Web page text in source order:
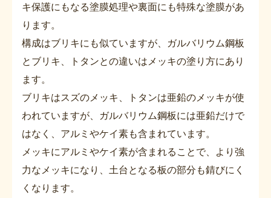
キ保護にもなる塗膜処理や裏面にも特殊な塗膜があ
ります。
構成はブリキにも似ていますが、ガルバリウム鋼板
とブリキ、トタンとの違いはメッキの塗り方にあり
ます。
ブリキはスズのメッキ、トタンは亜鉛のメッキが使
われていますが、ガルバリウム鋼板には亜鉛だけで
はなく、アルミやケイ素も含まれています。
メッキにアルミやケイ素が含まれることで、より強
力なメッキになり、土台となる板の部分も錆びにく
くなります。